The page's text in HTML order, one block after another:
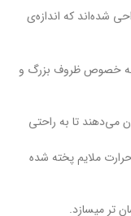
شده‌اند که اندازه‌ی
به خصوص ظروف بزرگ و
می‌دهند تا به راحتی
ملایم پخته شده
تر میسازد.